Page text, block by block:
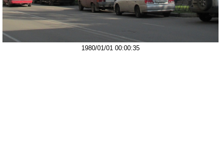
1980/01/01 00:00:35